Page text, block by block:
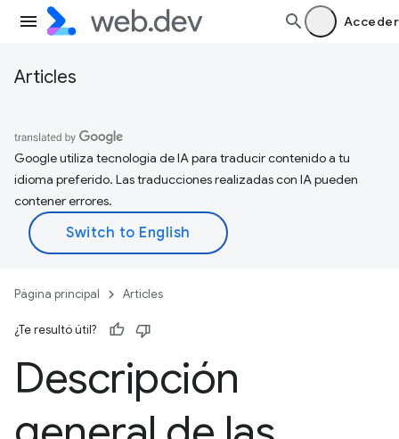
Acceder
Articles
Google utiliza tecnología de IA para traducir contenido a tu
idioma preferido. Las traducciones realizadas con IA pueden
contener errores.
Página principal Articles
¿Te resultó útil?
Descripción